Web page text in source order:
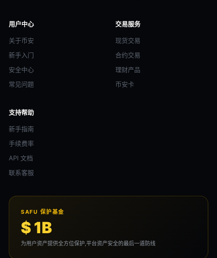
用户中心
关于币安
新手入门
安全中心
常见问题
交易服务
现货交易
合约交易
理财产品
币安卡
支持帮助
新手指南
手续费率
API 文档
联系客服
SAFU 保护基金
$ 1B
为用户资产提供全方位保护,平台资产安全的最后一道防线